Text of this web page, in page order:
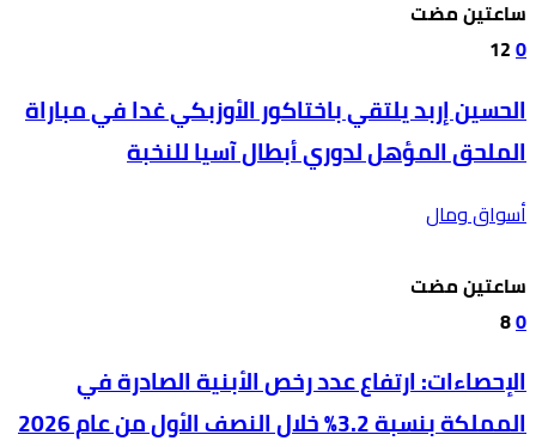
‫‫‫‏‫ساعتين مضت‬
0
12
الحسين إربد يلتقي باختاكور الأوزبكي غدا في مباراة
الملحق المؤهل لدوري أبطال آسيا للنخبة
أسواق ومال
‫‫‫‏‫ساعتين مضت‬
0
8
الإحصاءات: ارتفاع عدد رخص الأبنية الصادرة في
المملكة بنسبة 3.2% خلال النصف الأول من عام 2026